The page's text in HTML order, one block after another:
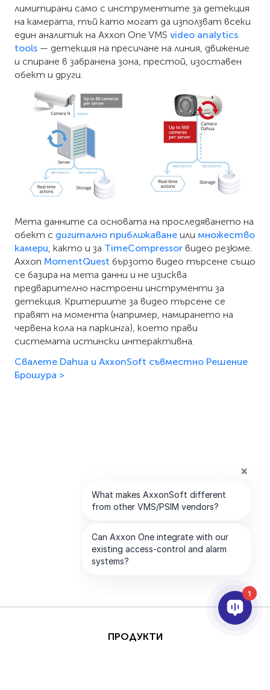
лимитирани само с инструментите за детекция
на камерата, тъй като могат да използват всеки
един аналитик на Axxon One VMS video analytics
tools — детекция на пресичане на линия, движение
и спиране в забранена зона, престой, изоставен
обект и други.
Мета данните са основата на проследяването на
обект с дигитално приближаване или множество
камери , както и за TimeCompressor видео резюме.
Axxon MomentQuest бързото видео търсене също
се базира на мета данни и не изисква
предварително настроени инструменти за
детекция. Критериите за видео търсене се
правят на момента (например, намирането на
червена кола на паркинга), което прави
системата истински интерактивна.
Свалете Dahua и AxxonSoft съвместно Решение
Брошура >
ПРОДУКТИ
1